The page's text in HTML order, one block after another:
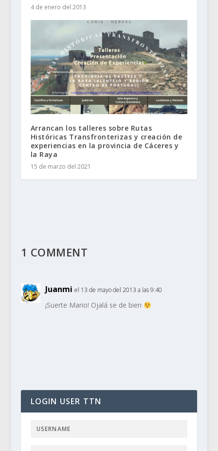
4 de enero del 2013
Arrancan los talleres sobre Rutas
Históricas Transfronterizas y creación de
experiencias en la provincia de Cáceres y
la Raya
15 de marzo del 2021
1 COMMENT
Juanmi el 13 de mayo del 2013 a las 9:40
¡Suerte Mario! Ojalá se de bien
LOGIN USER TTN